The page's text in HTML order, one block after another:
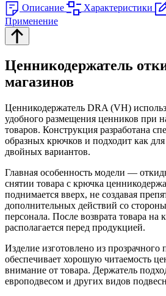
Описание Характеристики
Применение
Ценникодержатель
магазинов
Ценникодержатель DRA (VH)
удобного размещения ценников при
товаров. Конструкция разработана
образных крючков и подходит как
двойных вариантов.
Главная особенность модели —
снятии товара с крючка
поднимается вверх, не создавая
дополнительных действий со
персонала. После возврата товара на
располагается перед продукцией.
Изделие изготовлено из прозрачного
обеспечивает хорошую читаемость
внимание от товара. Держатель
европодвесом и других видов